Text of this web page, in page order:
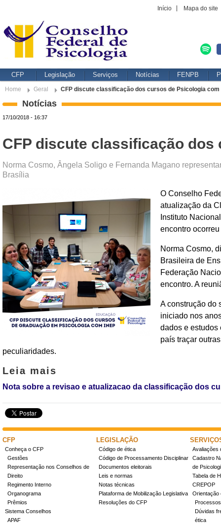
Início Mapa do site
CFP Legislação Serviços Notícias FENPB
Home Geral CFP discute classificação dos cursos de Psicologia com
Notícias
17/10/2018 - 16:37
CFP discute classificação
Norma Cosmo, Ângela Soligo e Fernanda Magano
Brasília
O Conselho
atualização da
Instituto
encontro
Norma Cosmo,
Brasileira de
Federação
encontro. A
A construção do
iniciado nos
dados e estudos
país traçar
peculiaridades.
Leia mais
Nota sobre a revisao e atualizacao da classificação dos
CFP
Conheça o CFP
Gestões
Representação nos Conselhos de
Direito
Regimento Interno
Organograma
Prêmios
Sistema Conselhos
APAF
LEGISLAÇÃO
Código de ética
Código de Processamento Disciplinar
Documentos eleitorais
Leis e normas
Notas técnicas
Plataforma de Mobilização Legislativa
Resoluções do CFP
Avaliações
Cadastro
de
Tabela de
CREPOP
Orientação
Dúvidas
ética